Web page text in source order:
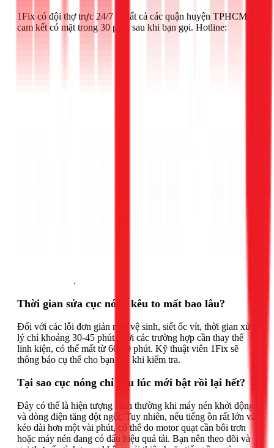
1Fix có đội thợ trực 24/7 tại tất cả các quận huyện TPHCM,
cam kết có mặt trong 30 phút sau khi bạn gọi. Hotline:
.
Thời gian sửa cục nóng kêu to mất bao lâu?
Đối với các lỗi đơn giản như vệ sinh, siết ốc vít, thời gian xử
lý chỉ khoảng 30-45 phút. Với các trường hợp cần thay thế
linh kiện, có thể mất từ 60-90 phút. Kỹ thuật viên 1Fix sẽ
thông báo cụ thể cho bạn sau khi kiểm tra.
Tại sao cục nóng chỉ kêu lúc mới bật rồi lại hết?
Đây có thể là hiện tượng bình thường khi máy nén khởi động
và dòng điện tăng đột ngột. Tuy nhiên, nếu tiếng ồn rất lớn và
kéo dài hơn một vài phút, có thể do motor quạt cần bôi trơn
hoặc máy nén đang có dấu hiệu quá tải. Bạn nên theo dõi và